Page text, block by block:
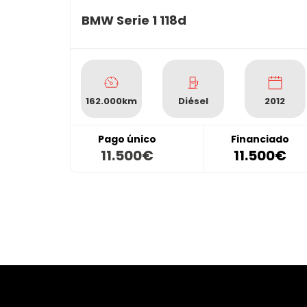
BMW Serie 1 118d
162.000km Diésel 2012
Pago único
11.500€
Financiado
11.500€